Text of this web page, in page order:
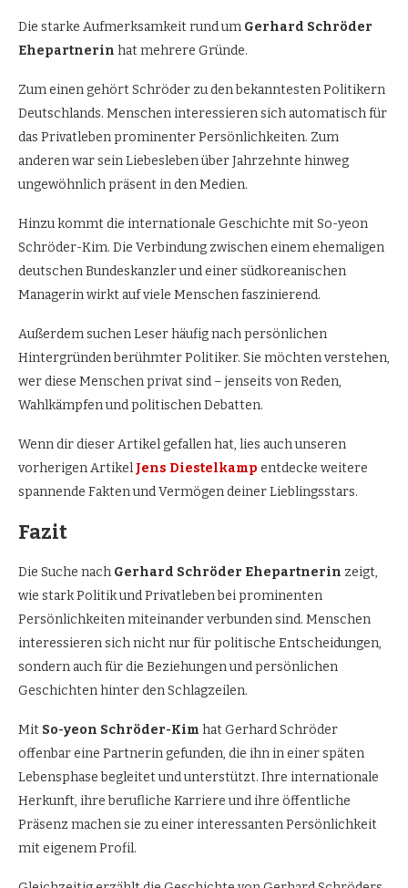
Die starke Aufmerksamkeit rund um Gerhard Schröder
Ehepartnerin hat mehrere Gründe.
Zum einen gehört Schröder zu den bekanntesten Politikern
Deutschlands. Menschen interessieren sich automatisch für
das Privatleben prominenter Persönlichkeiten. Zum
anderen war sein Liebesleben über Jahrzehnte hinweg
ungewöhnlich präsent in den Medien.
Hinzu kommt die internationale Geschichte mit So-yeon
Schröder-Kim. Die Verbindung zwischen einem ehemaligen
deutschen Bundeskanzler und einer südkoreanischen
Managerin wirkt auf viele Menschen faszinierend.
Außerdem suchen Leser häufig nach persönlichen
Hintergründen berühmter Politiker. Sie möchten verstehen,
wer diese Menschen privat sind – jenseits von Reden,
Wahlkämpfen und politischen Debatten.
Wenn dir dieser Artikel gefallen hat, lies auch unseren
vorherigen Artikel Jens Diestelkamp entdecke weitere
spannende Fakten und Vermögen deiner Lieblingsstars.
Fazit
Die Suche nach Gerhard Schröder Ehepartnerin zeigt,
wie stark Politik und Privatleben bei prominenten
Persönlichkeiten miteinander verbunden sind. Menschen
interessieren sich nicht nur für politische Entscheidungen,
sondern auch für die Beziehungen und persönlichen
Geschichten hinter den Schlagzeilen.
Mit So-yeon Schröder-Kim hat Gerhard Schröder
offenbar eine Partnerin gefunden, die ihn in einer späten
Lebensphase begleitet und unterstützt. Ihre internationale
Herkunft, ihre berufliche Karriere und ihre öffentliche
Präsenz machen sie zu einer interessanten Persönlichkeit
mit eigenem Profil.